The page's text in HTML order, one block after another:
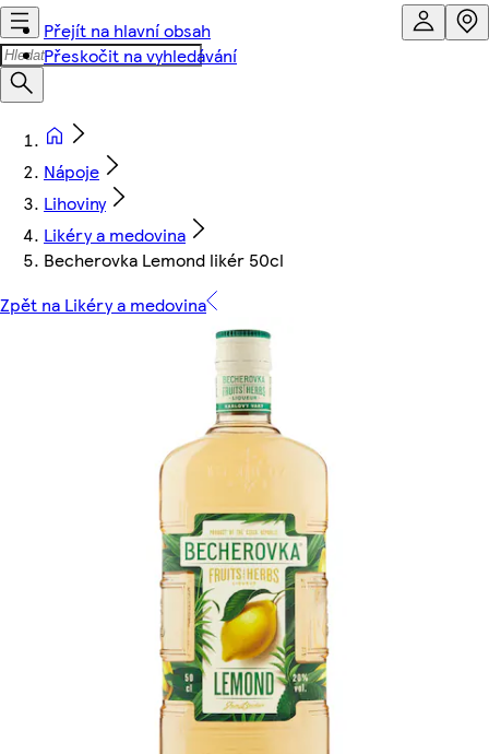
Přejít na hlavní obsah
Přeskočit na vyhledávání
Nápoje
Lihoviny
Likéry a medovina
Becherovka Lemond likér 50cl
Zpět na Likéry a medovina